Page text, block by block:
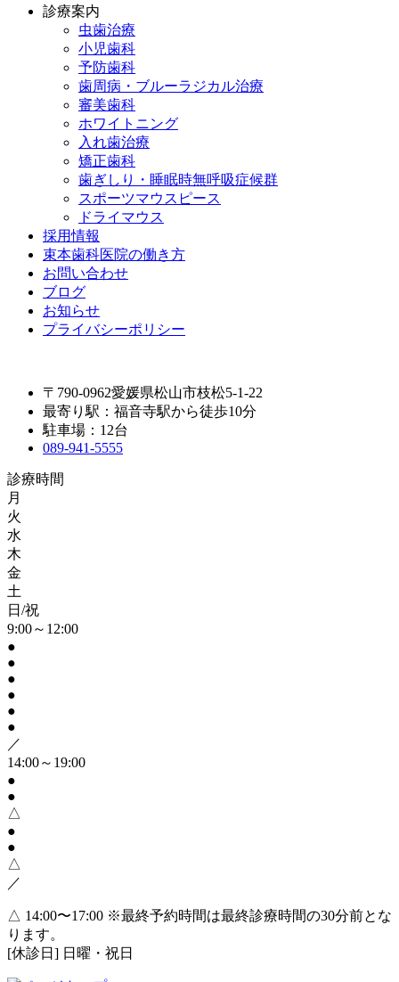
診療案内
虫歯治療
小児歯科
予防歯科
歯周病・ブルーラジカル治療
審美歯科
ホワイトニング
入れ歯治療
矯正歯科
歯ぎしり・睡眠時無呼吸症候群
スポーツマウスピース
ドライマウス
採用情報
束本歯科医院の働き方
お問い合わせ
ブログ
お知らせ
プライバシーポリシー
〒790-0962愛媛県松山市枝松5-1-22
最寄り駅：福音寺駅から徒歩10分
駐車場：12台
089-941-5555
診療時間
月
火
水
木
金
土
日/祝
9:00～12:00
●
●
●
●
●
●
／
14:00～19:00
●
●
△
●
●
△
／
△ 14:00〜17:00 ※最終予約時間は最終診療時間の30分前とな
ります。
[休診日] 日曜・祝日